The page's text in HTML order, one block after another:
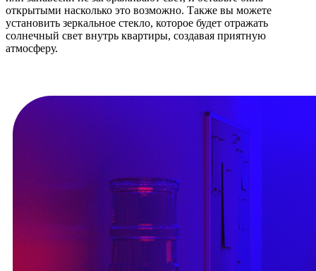
открытыми насколько это возможно. Также вы можете
установить зеркальное стекло, которое будет отражать
солнечный свет внутрь квартиры, создавая приятную
атмосферу.